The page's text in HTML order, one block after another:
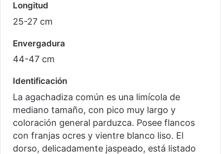
Longitud
25-27 cm
Envergadura
44-47 cm
Identificación
La agachadiza común es una limícola de
mediano tamaño, con pico muy largo y
coloración general parduzca. Posee flancos
con franjas ocres y vientre blanco liso. El
dorso, delicadamente jaspeado, está listado